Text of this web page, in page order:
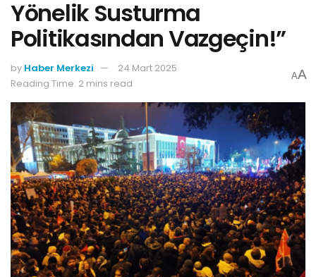
Yönelik Susturma
Politikasından Vazgeçin!”
by Haber Merkezi
24 Mart 2025
Reading Time: 2 mins read
AA